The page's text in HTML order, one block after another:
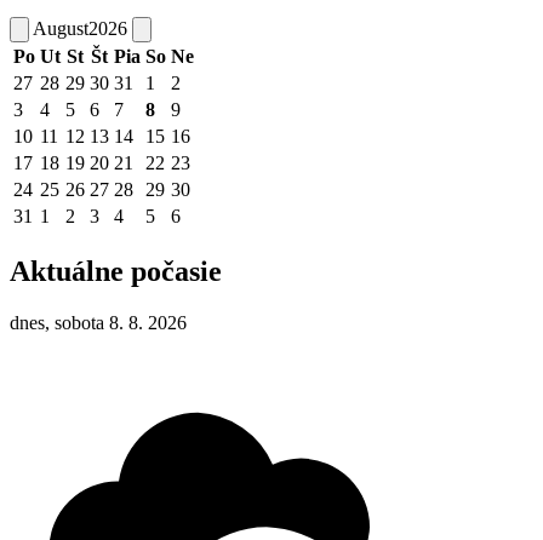
August2026
Po Ut St Št Pia So Ne
27 28 29 30 31 1
2
3
4 5 6 7 8
9
10 11 12 13 14 15 16
17 18 19 20 21 22 23
24 25 26 27 28 29 30
31 1 2 3 4 5 6
Aktuálne počasie
dnes, sobota 8. 8. 2026